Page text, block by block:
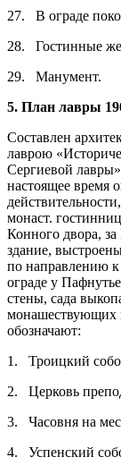
27. В ограде
28. Гостинные же
29. Манумент.
5. План лавры
Составлен
лаврою
Сергиевой
настоящее время
монаст.
Конного двора,
здание,
по направлению
ограде у
стены, сада
монашествующих
обозначают:
1. Троицкий
2. Церковь
3. Часовня на
4. Успенский